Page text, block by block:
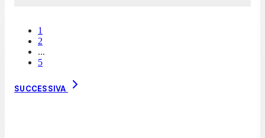
1
2
...
5
SUCCESSIVA